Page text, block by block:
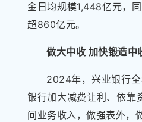
金日均规模1,448亿元，
超860亿元。
做大中收 加快锻造中
2024年，兴业银行
银行加大减费让利、依靠
间业务收入，做强表外，